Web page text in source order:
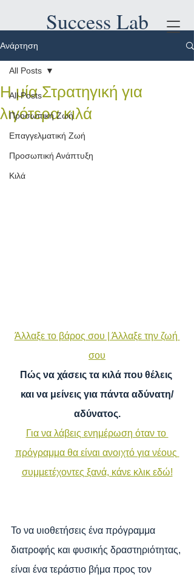
Success Lab
Ανάρτηση
All Posts
Προσωπική Ζωή
Επαγγελματική Ζωή
Προσωπική Ανάπτυξη
Κιλά
All Posts
Η μία Στρατηγική για
λιγότερα κιλά
Άλλαξε το βάρος σου | Άλλαξε την ζωή
σου
Πώς να χάσεις τα κιλά που θέλεις
και να μείνεις για πάντα αδύνατη/
αδύνατος.
Για να λάβεις ενημέρωση όταν το
πρόγραμμα θα είναι ανοιχτό για νέους
συμμετέχοντες ξανά, κάνε κλικ εδώ!
Το να υιοθετήσεις ένα πρόγραμμα
διατροφής και φυσικής δραστηριότητας,
είναι ένα τεράστιο βήμα προς τον